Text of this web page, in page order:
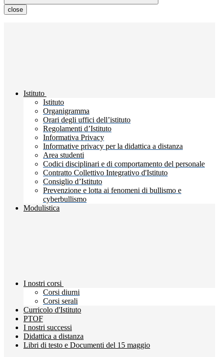
close
Istituto
Istituto
Organigramma
Orari degli uffici dell’istituto
Regolamenti d’Istituto
Informativa Privacy
Informative privacy per la didattica a distanza
Area studenti
Codici disciplinari e di comportamento del personale
Contratto Collettivo Integrativo d'Istituto
Consiglio d’Istituto
Prevenzione e lotta ai fenomeni di bullismo e
cyberbullismo
Modulistica
I nostri corsi
Corsi diurni
Corsi serali
Curricolo d'Istituto
PTOF
I nostri successi
Didattica a distanza
Libri di testo e Documenti del 15 maggio